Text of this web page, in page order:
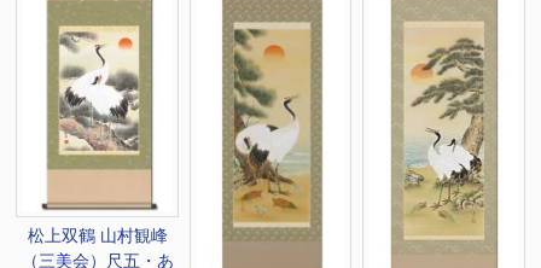
松上双鶴 山村観峰
（三美会）尺五・あ